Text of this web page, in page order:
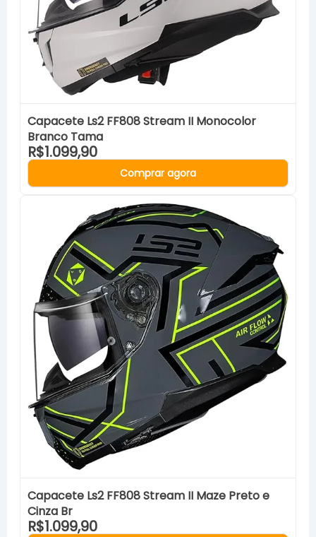
Capacete Ls2 FF808 Stream II Monocolor
Branco Tama
R$1.099,90
Comprar agora
Capacete Ls2 FF808 Stream II Maze Preto e
Cinza Br
R$1.099,90